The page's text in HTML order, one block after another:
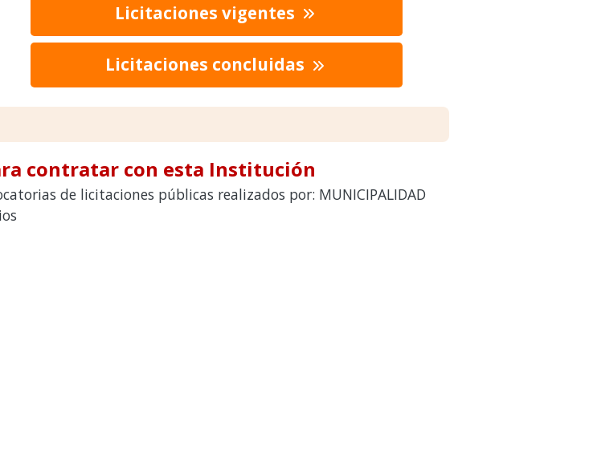
Licitaciones vigentes
Licitaciones concluidas
contratar con esta Institución
de licitaciones públicas realizados por: MUNICIPALIDAD